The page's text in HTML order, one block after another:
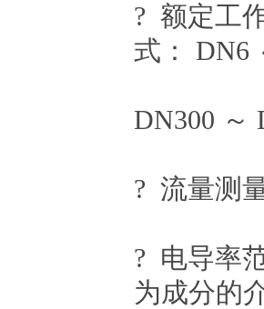
? 额定工
式： DN6
DN300 ～
? 流量测
? 电导率
为成分的